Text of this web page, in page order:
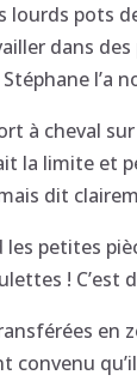
pots
dans
l’a
à cheval
la limite et
dit
petites
! C’est
en
convenu